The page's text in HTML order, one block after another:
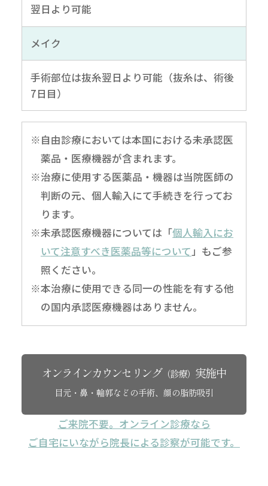
翌日より可能
メイク
手術部位は抜糸翌日より可能（抜糸は、術後
7日目）
※自由診療においては本国における未承認医
薬品・医療機器が含まれます。
※治療に使用する医薬品・機器は当院医師の
判断の元、個人輸入にて手続きを行ってお
ります。
※未承認医療機器については「個人輸入にお
いて注意すべき医薬品等について」もご参
照ください。
※本治療に使用できる同一の性能を有する他
の国内承認医療機器はありません。
オンラインカウンセリング（診療） 実施中
目元・鼻・輪郭などの手術、顔の脂肪吸引
ご来院不要。オンライン診療なら
ご自宅にいながら院長による診察が可能です。